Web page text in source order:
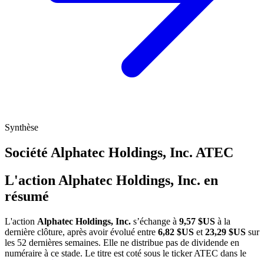
Synthèse
Société Alphatec Holdings, Inc. ATEC
L'action Alphatec Holdings, Inc. en
résumé
L'action Alphatec Holdings, Inc. s’échange à 9,57 $US à la
dernière clôture, après avoir évolué entre 6,82 $US et 23,29 $US sur
les 52 dernières semaines. Elle ne distribue pas de dividende en
numéraire à ce stade. Le titre est coté sous le tickerATEC dans le